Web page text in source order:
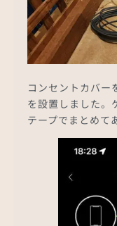
コンセントカバー
を設置しました。
テープでまとめて